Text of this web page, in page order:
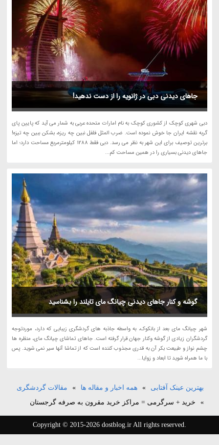
جاهای دیدنی دبی در ژانویه را از دست ندهید!
دبی شهری کوچک از کشوری کوچک به نام امارات متحده عربی به شمار می آید که پایین پای
گربه نقشه ایران جا خوش نموده است. ضرب المثل فلفل نبین چه ریزه، بشکن ببین چه تیزه!
برترین توصیف برای این شهر به نظر می رسد. دبی فقط 1288 کیلومترمربع مساحت دارد؛ اما
جاهای دیدنی بسیاری را در همین مساحت کم...
گوشه و کنار جاهای دیدنی چیانگ مای تایلند را بشناسید
شهر چیانگ مای بعد از بانکوک، به واسطه جاذبه های گردشگری زیبایی که دارد، موردتوجه
گردشگران زیادی از گوشه وکنار جهان قرار گرفته است. جاهای تماشای چیانگ مای، منظره ها
چشم نواز و طبیعت بکر آن به قدری مجذوب کننده است که از تماشا آنها سیر نمی شوید. پس
با ما همراه شوید تا ابعاد و زوایا...
بهترین عینک آفتابی » همه اخبار و مقاله ها »
مقالات گردشگری
»
خرید + سرگرمی = مراکز خرید مقرون به صرفه گرجستان
Copyright © 2015-2026 dostblog.ir All rights reserved.